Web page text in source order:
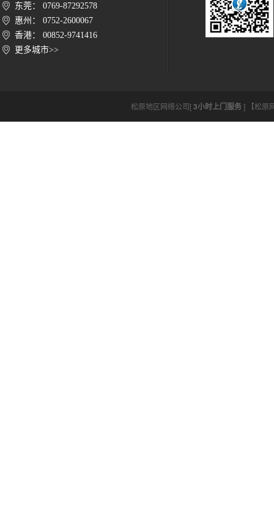
东莞： 0769-87292578
惠州： 0752-2600067
香港： 00852-9741416
更多城市>>
松原地区网络公司[3小时上门服务] 【松原